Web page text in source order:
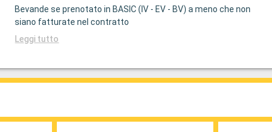
Bevande se prenotato in BASIC (IV - EV - BV) a meno che non
siano fatturate nel contratto
Leggi tutto